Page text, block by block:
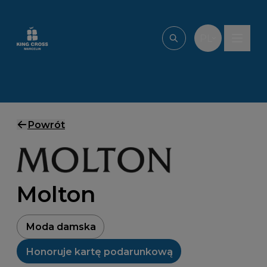
Wpisz, czego
Powrót
Molton
Moda damska
Honoruje kartę podarunkową